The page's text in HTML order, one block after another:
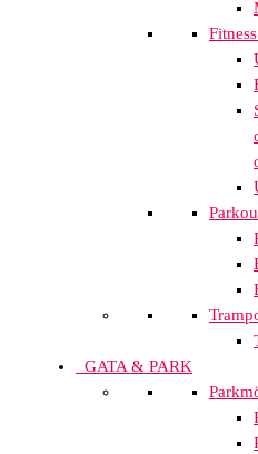
GATA & PARK